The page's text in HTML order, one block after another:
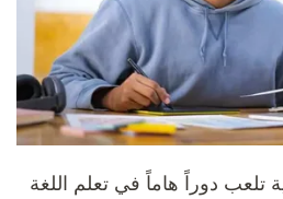
تلعب دوراً هاماً في تعلم اللغة